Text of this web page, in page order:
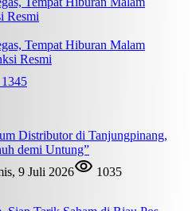
Tempat Hiburan Malam
Resmi
1345
Distributor di Tanjungpinang,
demi Untung”
9 Juli 2026
1035